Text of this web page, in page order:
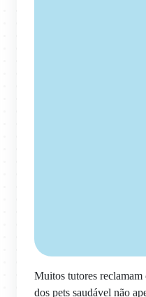
Muitos tutores reclamam
dos pets saudável não